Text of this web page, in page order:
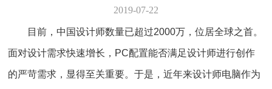
2019-07-22
目前，中国设计师数量已超过2000万，位居全球之首。
面对设计需求快速增长，PC配置能否满足设计师进行创作
的严苛需求，显得至关重要。于是，近年来设计师电脑作为